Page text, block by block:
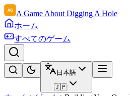
A Game About Digging A Hole
ホーム
すべてのゲーム
日本語
🇯🇵